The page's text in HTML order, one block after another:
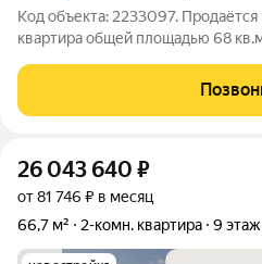
Код объекта: 2233097.
квартира общей площадью 68
квapтиpa для спoкoйной жизни в
- Своя котельная -
26 043 640 ₽
от 81 746 ₽ в месяц
66,7 м²
2-комн. квартира 9 этаж